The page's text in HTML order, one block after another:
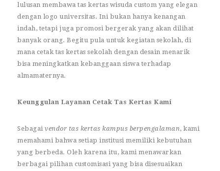
lulusan membawa tas kertas wisuda custom yang elegan
dengan logo universitas. Ini bukan hanya kenangan
indah, tetapi juga promosi bergerak yang akan dilihat
banyak orang. Begitu pula untuk kegiatan sekolah, di
mana cetak tas kertas sekolah dengan desain menarik
bisa meningkatkan kebanggaan siswa terhadap
almamaternya.
Keunggulan Layanan Cetak Tas Kertas Kami
Sebagai vendor tas kertas kampus berpengalaman, kami
memahami bahwa setiap institusi memiliki kebutuhan
yang berbeda. Oleh karena itu, kami menawarkan
berbagai pilihan customisasi yang bisa disesuaikan